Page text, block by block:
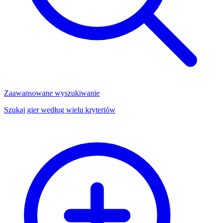
Zaawansowane wyszukiwanie
Szukaj gier według wielu kryteriów